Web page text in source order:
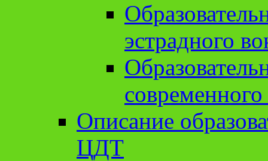
эстрадного
Описание
ЦДТ